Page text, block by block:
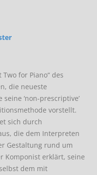
for Piano“ des
die neueste
‘non-prescriptive’
vorstellt.
sich durch
die dem Interpreten
Gestaltung rund um
Komponist erklärt, seine
dem mit